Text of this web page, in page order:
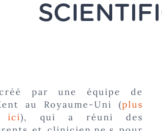
par une équipe de
au Royaume-Uni (plus
ici), qui a réuni des